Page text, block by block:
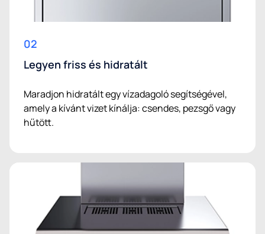
02
Legyen friss és hidratált
Maradjon hidratált egy vízadagoló segítségével,
amely a kívánt vizet kínálja: csendes, pezsgő vagy
hűtött.